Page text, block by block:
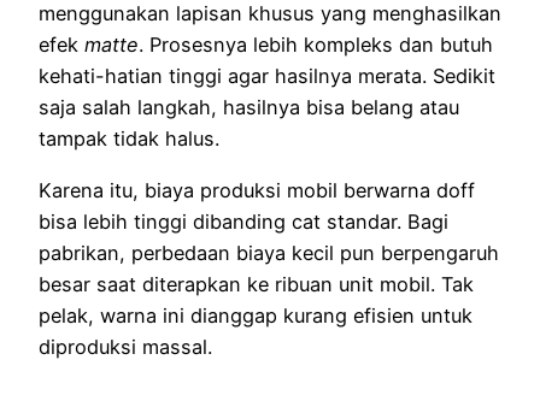
menggunakan lapisan khusus yang menghasilkan
efek matte. Prosesnya lebih kompleks dan butuh
kehati-hatian tinggi agar hasilnya merata. Sedikit
saja salah langkah, hasilnya bisa belang atau
tampak tidak halus.
Karena itu, biaya produksi mobil berwarna doff
bisa lebih tinggi dibanding cat standar. Bagi
pabrikan, perbedaan biaya kecil pun berpengaruh
besar saat diterapkan ke ribuan unit mobil. Tak
pelak, warna ini dianggap kurang efisien untuk
diproduksi massal.